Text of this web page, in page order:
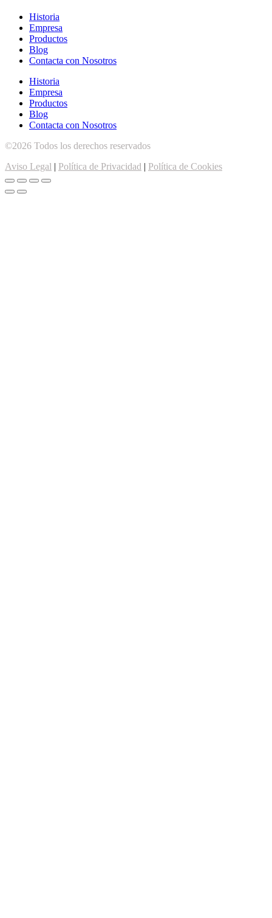
Historia
Empresa
Productos
Blog
Contacta con Nosotros
Historia
Empresa
Productos
Blog
Contacta con Nosotros
©2026 Todos los derechos reservados
Aviso Legal | Política de Privacidad | Política de Cookies